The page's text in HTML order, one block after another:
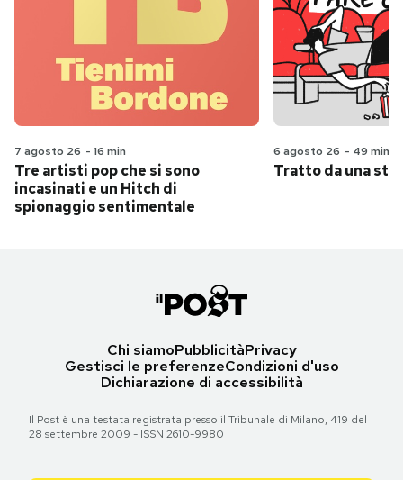
7 agosto 26 - 16 min
Tre artisti pop che si sono
incasinati e un Hitch di
spionaggio sentimentale
6 agosto 26 - 49 min
Tratto da una
Chi siamoPubblicitàPrivacy
Gestisci le preferenzeCondizioni d'uso
Dichiarazione di accessibilità
Il Post è una testata registrata presso il Tribunale di Milano, 419 del
28 settembre 2009 - ISSN 2610-9980